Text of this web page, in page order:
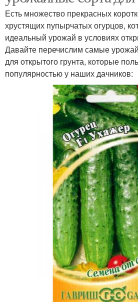
Есть множество прекрасных
хрустящих пупырчатых огурцов,
идеальный урожай в условиях
Давайте перечислим самые
для открытого грунта, которые
популярностью у наших дачников: